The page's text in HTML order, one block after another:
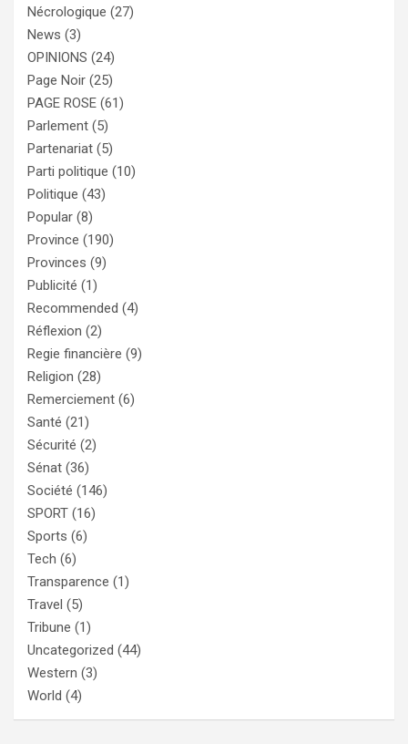
Nécrologique (27)
News (3)
OPINIONS (24)
Page Noir (25)
PAGE ROSE (61)
Parlement (5)
Partenariat (5)
Parti politique (10)
Politique (43)
Popular (8)
Province (190)
Provinces (9)
Publicité (1)
Recommended (4)
Réflexion (2)
Regie financière (9)
Religion (28)
Remerciement (6)
Santé (21)
Sécurité (2)
Sénat (36)
Société (146)
SPORT (16)
Sports (6)
Tech (6)
Transparence (1)
Travel (5)
Tribune (1)
Uncategorized (44)
Western (3)
World (4)